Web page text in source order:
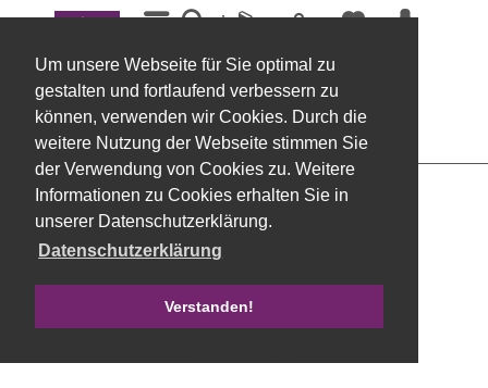
Um unsere Webseite für Sie optimal zu
gestalten und fortlaufend verbessern zu
können, verwenden wir Cookies. Durch die
weitere Nutzung der Webseite stimmen Sie
der Verwendung von Cookies zu. Weitere
Informationen zu Cookies erhalten Sie in
unserer Datenschutzerklärung.
Datenschutzerklärung
Verstanden!
Menü
Übersicht Hänger
Weihnachtsmann zum Hängen, Holz 14 x 8
cm gold-creme